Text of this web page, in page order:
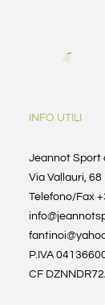
INFO UTILI
Jeannot Sport
Via Vallauri, 68
Telefono/Fax
P.IVA
CF